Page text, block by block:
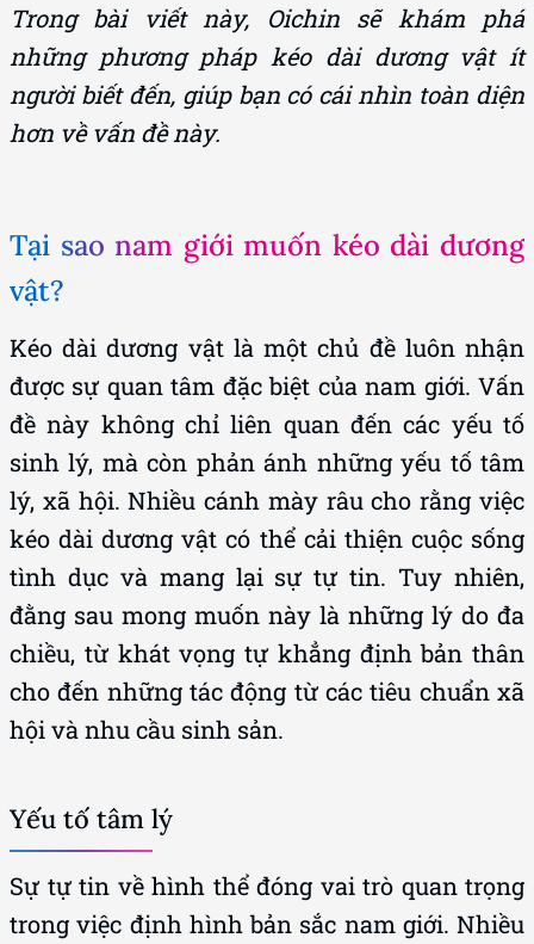
Trong bài viết này, Oichin sẽ khám phá
những phương pháp kéo dài dương vật ít
người biết đến, giúp bạn có cái nhìn toàn diện
hơn về vấn đề này.
Tại sao nam giới muốn kéo dài dương
vật?
Kéo dài dương vật là một chủ đề luôn nhận
được sự quan tâm đặc biệt của nam giới. Vấn
đề này không chỉ liên quan đến các yếu tố
sinh lý, mà còn phản ánh những yếu tố tâm
lý, xã hội. Nhiều cánh mày râu cho rằng việc
kéo dài dương vật có thể cải thiện cuộc sống
tình dục và mang lại sự tự tin. Tuy nhiên,
đằng sau mong muốn này là những lý do đa
chiều, từ khát vọng tự khẳng định bản thân
cho đến những tác động từ các tiêu chuẩn xã
hội và nhu cầu sinh sản.
Yếu tố tâm lý
Sự tự tin về hình thể đóng vai trò quan trọng
trong việc định hình bản sắc nam giới. Nhiều